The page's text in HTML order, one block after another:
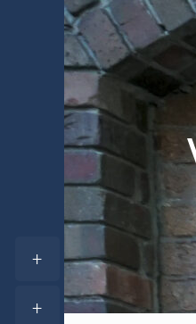
Zum
Inhalt
springen